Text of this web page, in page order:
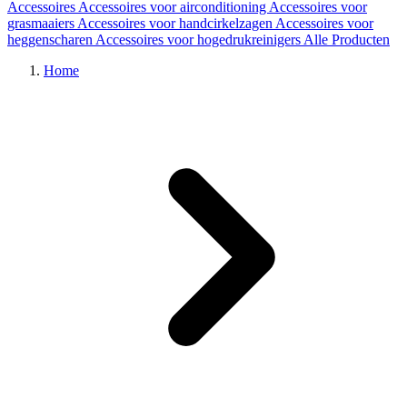
Accessoires Accessoires voor airconditioning Accessoires voor
grasmaaiers Accessoires voor handcirkelzagen Accessoires voor
heggenscharen Accessoires voor hogedrukreinigers Alle Producten
Home